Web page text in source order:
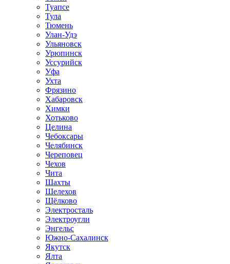
Туапсе
Тула
Тюмень
Улан-Удэ
Ульяновск
Урюпинск
Уссурийск
Уфа
Ухта
Фрязино
Хабаровск
Химки
Хотьково
Целина
Чебоксары
Челябинск
Череповец
Чехов
Чита
Шахты
Шелехов
Щёлково
Электросталь
Электроугли
Энгельс
Южно-Сахалинск
Якутск
Ялта